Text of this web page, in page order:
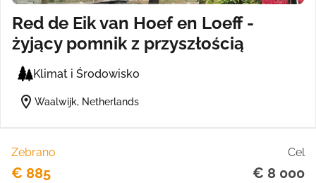
Red de Eik van Hoef en Loeff -
żyjący pomnik z przyszłością
Klimat i Środowisko
location_on Waalwijk, Netherlands
Zebrano Cel
€ 885 € 8 000